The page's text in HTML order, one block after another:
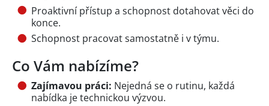
Proaktivní přístup a schopnost dotahovat věci do
konce.
Schopnost pracovat samostatně i v týmu.
Co Vám nabízíme?
Zajímavou práci: Nejedná se o rutinu, každá
nabídka je technickou výzvou.